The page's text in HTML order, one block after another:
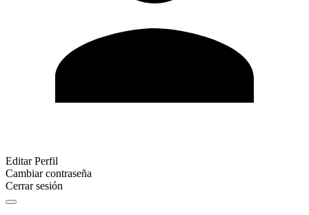
Editar Perfil
Cambiar contraseña
Cerrar sesión